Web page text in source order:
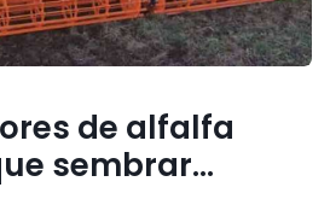
de alfalfa
sembrar…